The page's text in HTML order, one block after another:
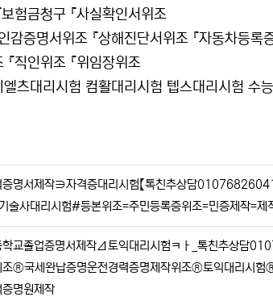
보험금청구 『사실확인서위조
감증명서위조 『상해진단서위조 『자동차등록
『직인위조 『위임장위조
엘츠대리시험 컴활대리시험 텝스대리시험
증명서제작∋자격증대리시험【톡친추상담
술사대리시험#등본위조=주민등록증위조=민증제작=제
학교졸업증명서제작Δ토익대리시험ㅋㅏ_톡친추상담
조®국세완납증명운전경력증명제작위조®토익대리시
명원제작